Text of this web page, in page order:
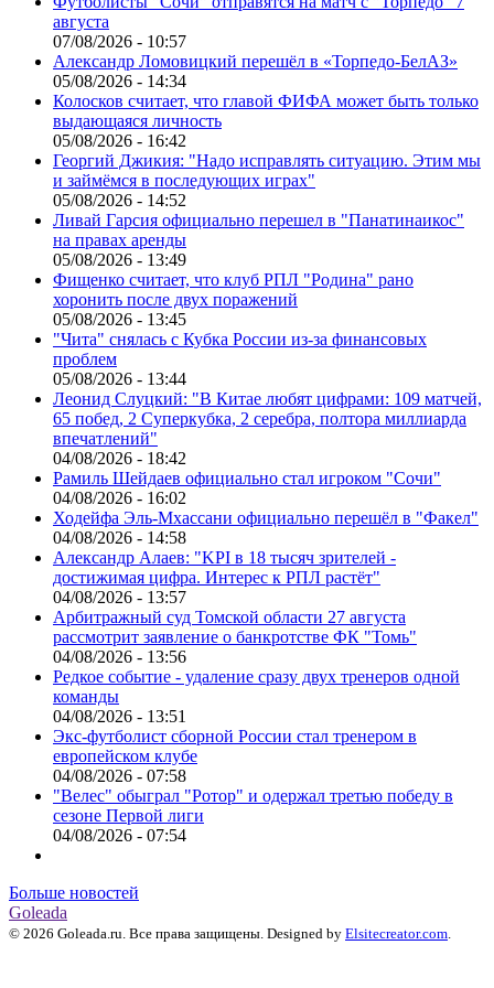
августа
07/08/2026 - 10:57
Александр Ломовицкий перешёл в «Торпедо-БелАЗ»
05/08/2026 - 14:34
Колосков считает, что главой ФИФА может быть только
выдающаяся личность
05/08/2026 - 16:42
Георгий Джикия: "Надо исправлять ситуацию. Этим мы
и займёмся в последующих играх"
05/08/2026 - 14:52
Ливай Гарсия официально перешел в "Панатинаикос"
на правах аренды
05/08/2026 - 13:49
Фищенко считает, что клуб РПЛ "Родина" рано
хоронить после двух поражений
05/08/2026 - 13:45
"Чита" снялась с Кубка России из-за финансовых
проблем
05/08/2026 - 13:44
Леонид Слуцкий: "В Китае любят цифрами: 109 матчей,
65 побед, 2 Суперкубка, 2 серебра, полтора миллиарда
впечатлений"
04/08/2026 - 18:42
Рамиль Шейдаев официально стал игроком "Сочи"
04/08/2026 - 16:02
Ходейфа Эль-Мхассани официально перешёл в "Факел"
04/08/2026 - 14:58
Александр Алаев: "KPI в 18 тысяч зрителей -
достижимая цифра. Интерес к РПЛ растёт"
04/08/2026 - 13:57
Арбитражный суд Томской области 27 августа
рассмотрит заявление о банкротстве ФК "Томь"
04/08/2026 - 13:56
Редкое событие - удаление сразу двух тренеров одной
команды
04/08/2026 - 13:51
Экс-футболист сборной России стал тренером в
европейском клубе
04/08/2026 - 07:58
"Велес" обыграл "Ротор" и одержал третью победу в
сезоне Первой лиги
04/08/2026 - 07:54
Больше новостей
Goleada
© 2026 Goleada.ru. Все права защищены. Designed by Elsitecreator.com